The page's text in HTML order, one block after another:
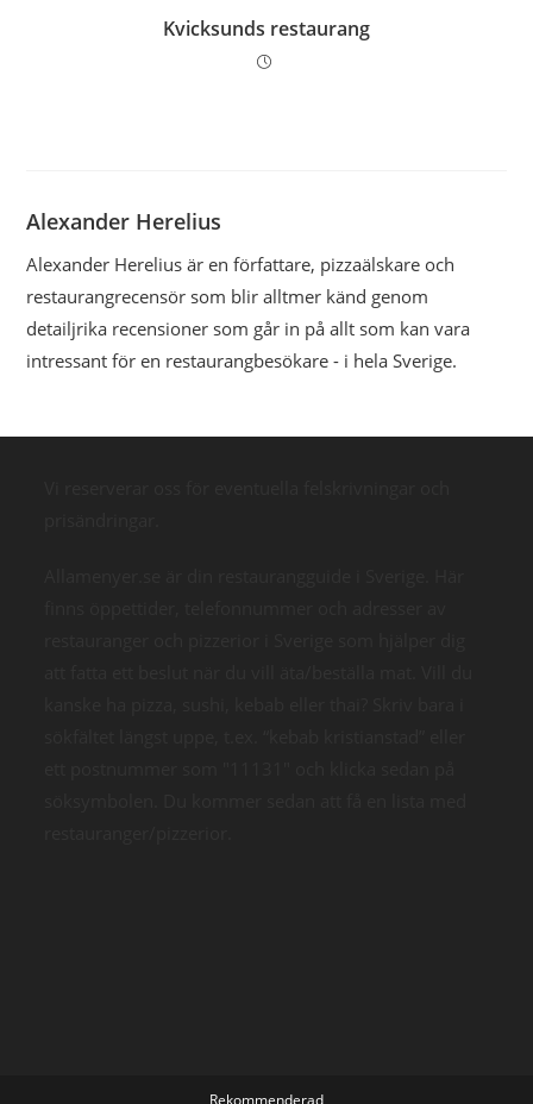
Kvicksunds restaurang
Alexander Herelius
Alexander Herelius är en författare, pizzaälskare och
restaurangrecensör som blir alltmer känd genom
detailjrika recensioner som går in på allt som kan vara
intressant för en restaurangbesökare - i hela Sverige.
Rekommenderad